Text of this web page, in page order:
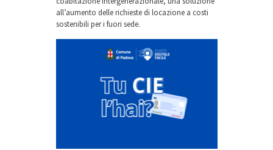
all’aumento delle richieste di locazione a costi
sostenibili per i fuori sede.